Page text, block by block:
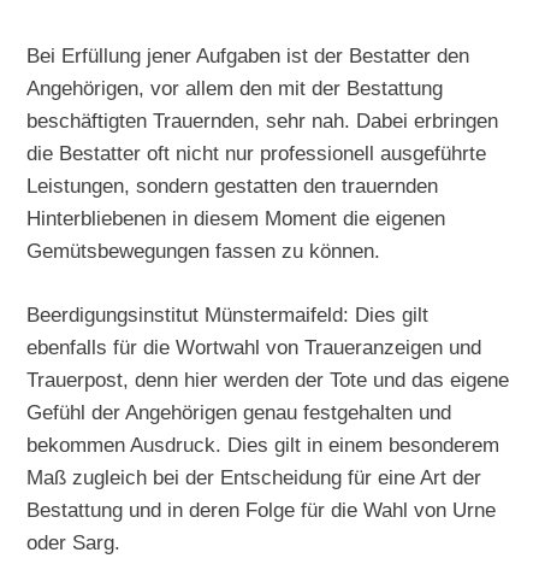
Bei Erfüllung jener Aufgaben ist der Bestatter den
Angehörigen, vor allem den mit der Bestattung
beschäftigten Trauernden, sehr nah. Dabei erbringen
die Bestatter oft nicht nur professionell ausgeführte
Leistungen, sondern gestatten den trauernden
Hinterbliebenen in diesem Moment die eigenen
Gemütsbewegungen fassen zu können.
Beerdigungsinstitut Münstermaifeld: Dies gilt
ebenfalls für die Wortwahl von Traueranzeigen und
Trauerpost, denn hier werden der Tote und das eigene
Gefühl der Angehörigen genau festgehalten und
bekommen Ausdruck. Dies gilt in einem besonderem
Maß zugleich bei der Entscheidung für eine Art der
Bestattung und in deren Folge für die Wahl von Urne
oder Sarg.